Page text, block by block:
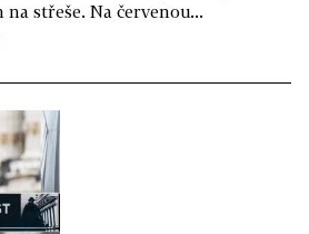
střeše. Na červenou...